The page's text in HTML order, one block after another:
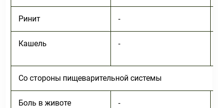
Ринит -
Кашель -
Со стороны пищеварительной системы
Боль в животе -